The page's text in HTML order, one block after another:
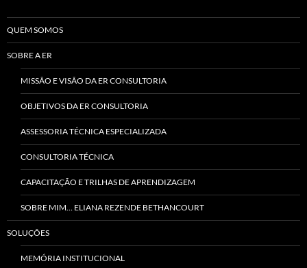
QUEM SOMOS
SOBRE A ER
MISSÃO E VISÃO DA ER CONSULTORIA
OBJETIVOS DA ER CONSULTORIA
ASSESSORIA TÉCNICA ESPECIALIZADA
CONSULTORIA TÉCNICA
CAPACITAÇÃO E TRILHAS DE APRENDIZAGEM
SOBRE MIM… ELIANA REZENDE BETHANCOURT
SOLUÇÕES
MEMÓRIA INSTITUCIONAL